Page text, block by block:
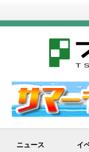
ニュース イ